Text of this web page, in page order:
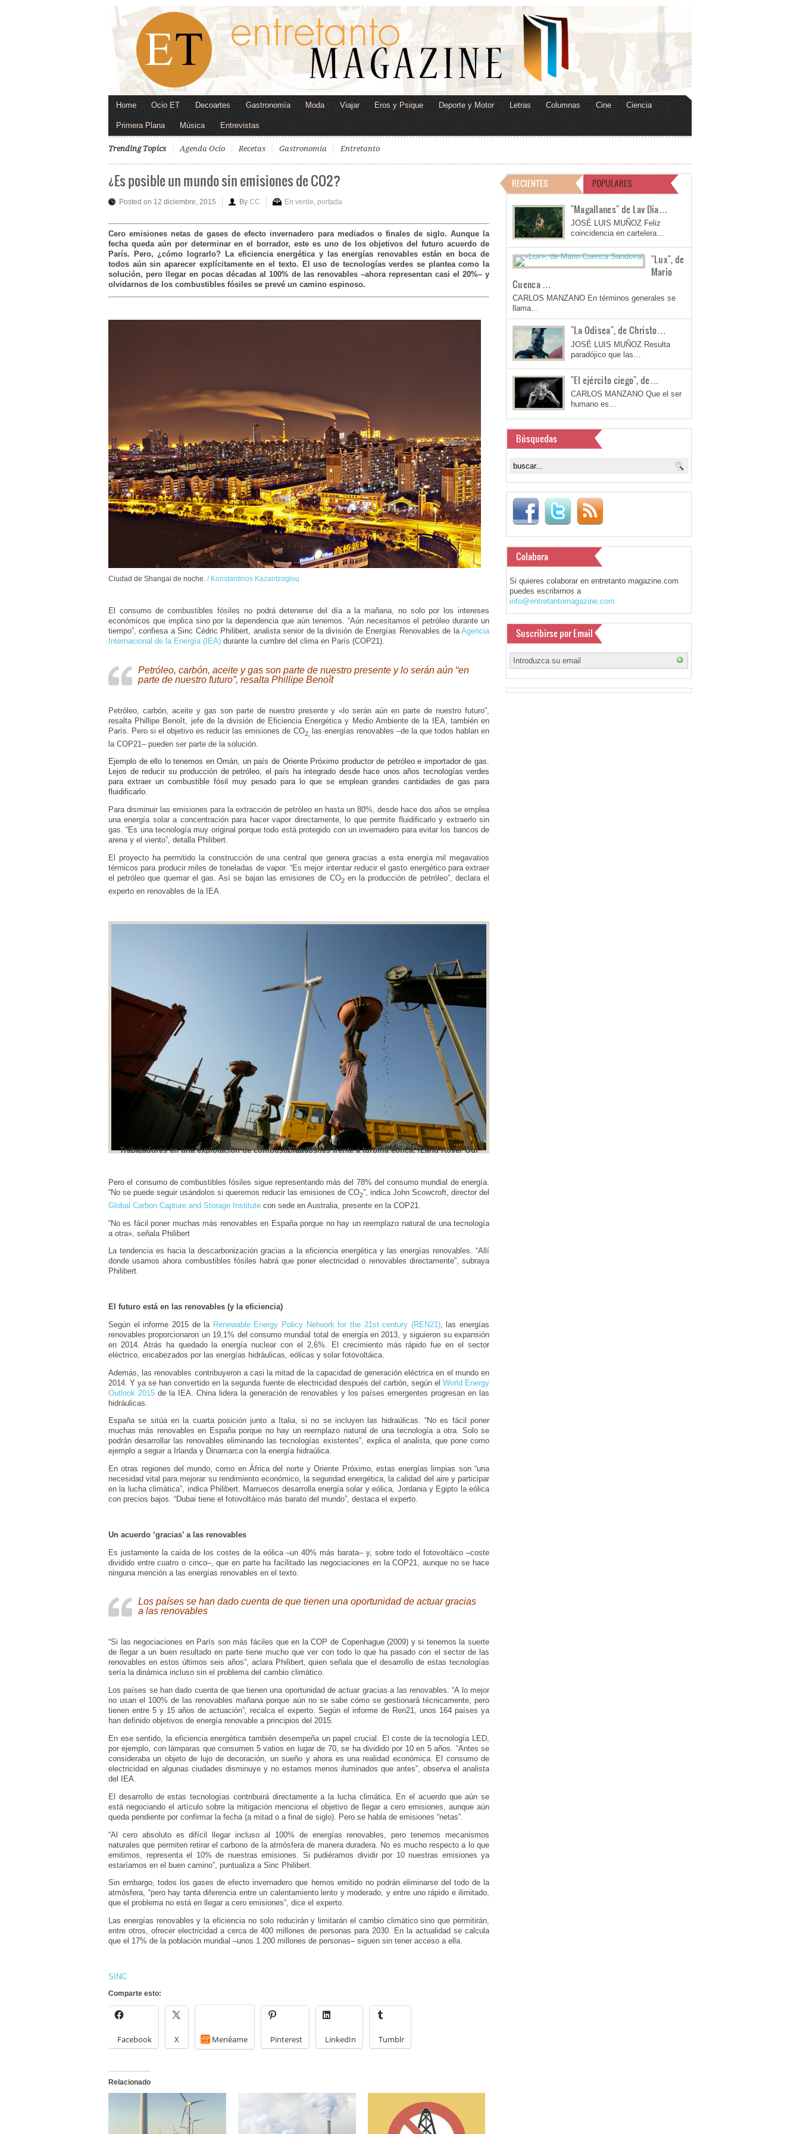
Home Ocio ET Decoartes Gastronomía Moda Viajar Eros y Psique Deporte y Motor Letras Columnas Cine Ciencia
Primera Plana Música Entrevistas
Trending Topics Agenda Ocio Recetas Gastronomía Entretanto
¿Es posible un mundo sin emisiones de CO2?
Posted on 12 diciembre, 2015 By CC En verde portada
Cero emisiones netas de gases de efecto invernadero para mediados o finales de siglo. Aunque la
fecha queda aún por determinar en el borrador, este es uno de los objetivos del futuro acuerdo de
París. Pero, ¿cómo lograrlo? La eficiencia energética y las energías renovables están en boca de
todos aún sin aparecer explícitamente en el texto. El uso de tecnologías verdes se plantea como la
solución, pero llegar en pocas décadas al 100% de las renovables –ahora representan casi el 20%– y
olvidarnos de los combustibles fósiles se prevé un camino espinoso.
Ciudad de Shangai de noche. / Konstantinos Kazantzoglou
El consumo de combustibles fósiles no podrá detenerse del día a la mañana, no solo por los intereses
económicos que implica sino por la dependencia que aún tenemos. “Aún necesitamos el petróleo durante un
tiempo”, confiesa a Sinc Cédric Philibert, analista senior de la división de Energías Renovables de laAgencia
Internacional de la Energía (IEA) durante la cumbre del clima en París (COP21).
Petróleo, carbón, aceite y gas son parte de nuestro presente y lo serán aún “en
parte de nuestro futuro”, resalta Phillipe Benoît
Petróleo, carbón, aceite y gas son parte de nuestro presente y «lo serán aún en parte de nuestro futuro”,
resalta Phillipe Benoît, jefe de la división de Eficiencia Energética y Medio Ambiente de la IEA, también en
París. Pero si el objetivo es reducir las emisiones de CO2,
las energías renovables –de la que todos hablan en
la COP21– pueden ser parte de la solución.
Ejemplo de ello lo tenemos en Omán, un país de Oriente Próximo productor de petróleo e importador de gas.
Lejos de reducir su producción de petróleo, el país ha integrado desde hace unos años tecnologías verdes
para extraer un combustible fósil muy pesado para lo que se emplean grandes cantidades de gas para
fluidificarlo.
Para disminuir las emisiones para la extracción de petróleo en hasta un 80%, desde hace dos años se emplea
una energía solar a concentración para hacer vapor directamente, lo que permite fluidificarlo y extraerlo sin
gas. “Es una tecnología muy original porque todo está protegido con un invernadero para evitar los bancos de
arena y el viento”, detalla Philibert.
El proyecto ha permitido la construcción de una central que genera gracias a esta energía mil megavatios
térmicos para producir miles de toneladas de vapor. “Es mejor intentar reducir el gasto energético para extraer
el petróleo que quemar el gas. Así se bajan las emisiones de CO2en la producción de petróleo”, declara el
experto en renovables de la IEA.
Trabajadores en una explotación de combustibles fósiles frente a turbina eólica. /Land Rover Our Planet
Pero el consumo de combustibles fósiles sigue representando más del 78% del consumo mundial de energía.
“No se puede seguir usándolos si queremos reducir las emisiones de CO2”, indica John Scowcroft, director del
Global Carbon Capture and Storage Institute con sede en Australia, presente en la COP21.
“No es fácil poner muchas más renovables en España porque no hay un reemplazo natural de una tecnología
a otra», señala Philibert
La tendencia es hacia la descarbonización gracias a la eficiencia energética y las energías renovables. “Allí
donde usamos ahora combustibles fósiles habrá que poner electricidad o renovables directamente”, subraya
Philibert.
El futuro está en las renovables (y la eficiencia)
Según el informe 2015 de la Renewable Energy Policy Network for the 21st century (REN21), las energías
renovables proporcionaron un 19,1% del consumo mundial total de energía en 2013, y siguieron su expansión
en 2014. Atrás ha quedado la energía nuclear con el 2,6%. El crecimiento más rápido fue en el sector
eléctrico, encabezados por las energías hidráulicas, eólicas y solar fotovoltáica.
Además, las renovables contribuyeron a casi la mitad de la capacidad de generación eléctrica en el mundo en
2014. Y ya se han convertido en la segunda fuente de electricidad después del carbón, según el World Energy
Outlook 2015de la IEA. China lidera la generación de renovables y los países emergentes progresan en las
hidráulicas.
España se sitúa en la cuarta posición junto a Italia, si no se incluyen las hidraúlicas. “No es fácil poner
muchas más renovables en España porque no hay un reemplazo natural de una tecnología a otra. Solo se
podrán desarrollar las renovables eliminando las tecnologías existentes”, explica el analista, que pone como
ejemplo a seguir a Irlanda y Dinamarca con la energía hidraúlica.
En otras regiones del mundo, como en África del norte y Oriente Próximo, estas energías limpias son “una
necesidad vital para mejorar su rendimiento económico, la seguridad energética, la calidad del aire y participar
en la lucha climática”, indica Philibert. Marruecos desarrolla energía solar y eólica, Jordania y Egipto la eólica
con precios bajos. “Dubai tiene el fotovoltáico más barato del mundo”, destaca el experto.
Un acuerdo ‘gracias’ a las renovables
Es justamente la caída de los costes de la eólica –un 40% más barata– y, sobre todo el fotovoltáico –coste
dividido entre cuatro o cinco–, que en parte ha facilitado las negociaciones en la COP21, aunque no se hace
ninguna mención a las energías renovables en el texto.
Los países se han dado cuenta de que tienen una oportunidad de actuar gracias
a las renovables
“Si las negociaciones en París son más fáciles que en la COP de Copenhague (2009) y si tenemos la suerte
de llegar a un buen resultado en parte tiene mucho que ver con todo lo que ha pasado con el sector de las
renovables en estos últimos seis años”, aclara Philibert, quien señala que el desarrollo de estas tecnologías
sería la dinámica incluso sin el problema del cambio climático.
Los países se han dado cuenta de que tienen una oportunidad de actuar gracias a las renovables. “A lo mejor
no usan el 100% de las renovables mañana porque aún no se sabe cómo se gestionará técnicamente, pero
tienen entre 5 y 15 años de actuación”, recalca el experto. Según el informe de Ren21, unos 164 países ya
han definido objetivos de energía renovable a principios del 2015.
En ese sentido, la eficiencia energética también desempeña un papel crucial. El coste de la tecnología LED,
por ejemplo, con lámparas que consumen 5 vatios en lugar de 70, se ha dividido por 10 en 5 años. “Antes se
consideraba un objeto de lujo de decoración, un sueño y ahora es una realidad económica. El consumo de
electricidad en algunas ciudades disminuye y no estamos menos iluminados que antes”, observa el analista
del IEA.
El desarrollo de estas tecnologías contribuirá directamente a la lucha climática. En el acuerdo que aún se
está negociando el artículo sobre la mitigación menciona el objetivo de llegar a cero emisiones, aunque aún
queda pendiente por confirmar la fecha (a mitad o a final de siglo). Pero se habla de emisiones “netas”.
“Al cero absoluto es difícil llegar incluso al 100% de energías renovables, pero tenemos mecanismos
naturales que permiten retirar el carbono de la atmósfera de manera duradera. No es mucho respecto a lo que
emitimos, representa el 10% de nuestras emisiones. Si pudiéramos dividir por 10 nuestras emisiones ya
estaríamos en el buen camino”, puntualiza a Sinc Philibert.
Sin embargo, todos los gases de efecto invernadero que hemos emitido no podrán eliminarse del todo de la
atmósfera, “pero hay tanta diferencia entre un calentamiento lento y moderado, y entre uno rápido e ilimitado,
que el problema no está en llegar a cero emisiones”, dice el experto.
Las energías renovables y la eficiencia no solo reducirán y limitarán el cambio climático sino que permitirán,
entre otros, ofrecer electricidad a cerca de 400 millones de personas para 2030. En la actualidad se calcula
que el 17% de la población mundial –unos 1.200 millones de personas– siguen sin tener acceso a ella.
SINC
Comparte esto:
Facebook X Menéame Pinterest LinkedIn Tumblr
Relacionado
RECIENTES POPULARES
"Magallanes" de Lav Dia…
JOSÉ LUIS MUÑOZ Feliz
coincidencia en cartelera…
"Lux", de
Mario
Cuenca …
CARLOS MANZANO En términos generales se
llama…
"La Odisea", de Christo…
JOSÉ LUIS MUÑOZ Resulta
paradójico que las…
"El ejército ciego", de…
CARLOS MANZANO Que el ser
humano es…
Búsquedas
Colabora
Si quieres colaborar en entretanto magazine.com
puedes escribirnos a
info@entretantomagazine.com
Suscribirse por Email